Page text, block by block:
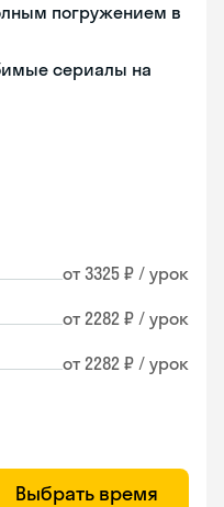
погружением в
сериалы на
от 3325 ₽ / урок
от 2282 ₽ / урок
от 2282 ₽ / урок
Выбрать время